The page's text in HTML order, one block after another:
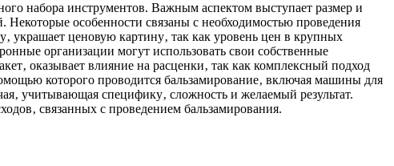
набора инструментов. Важным аспектом выступает размер и
Некоторые особенности связаны с необходимостью проведения
украшает ценовую картину‚ так как уровень цен в крупных
организации могут использовать свои собственные
оказывает влияние на расценки‚ так как комплексный подход
которого проводится бальзамирование‚ включая машины для
учитывающая специфику‚ сложность и желаемый результат.
связанных с проведением бальзамирования.